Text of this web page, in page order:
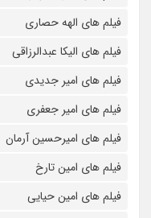
فیلم های الهه حصاری
فیلم های الیکا عبدالرزاقی
فیلم های امیر جدیدی
فیلم های امیر جعفری
فیلم های امیرحسین آرمان
فیلم های امین تارخ
فیلم های امین حیایی